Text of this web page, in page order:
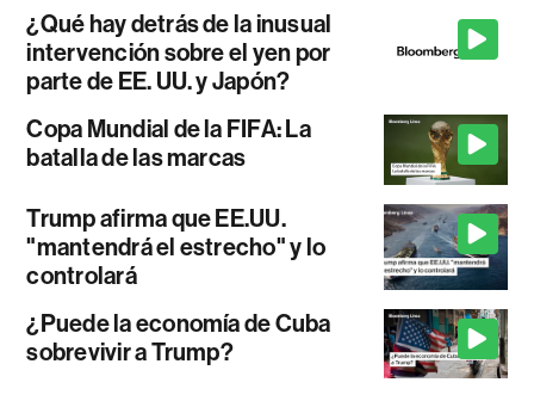
¿Qué hay detrás de la inusual
intervención sobre el yen por
parte de EE. UU. y Japón?
Copa Mundial de la FIFA: La
batalla de las marcas
Trump afirma que EE.UU.
"mantendrá el estrecho" y lo
controlará
¿Puede la economía de Cuba
sobrevivir a Trump?